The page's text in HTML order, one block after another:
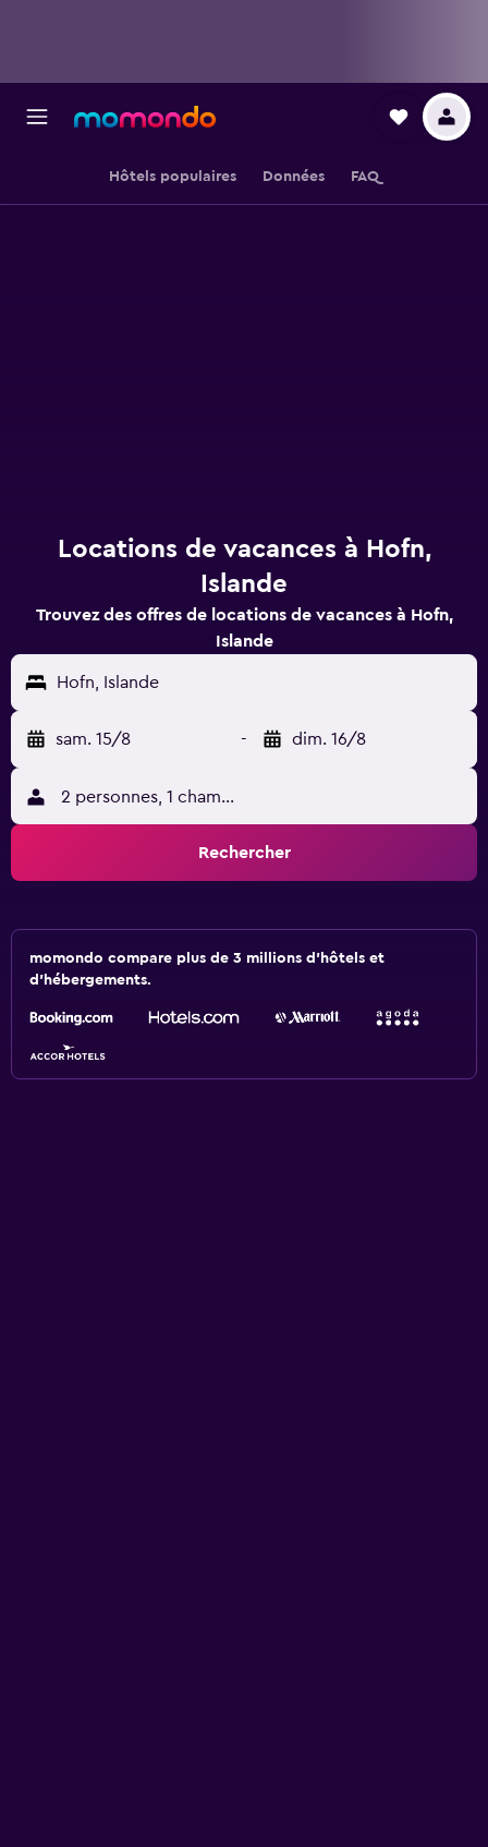
Hôtels populaires Données FAQ
Locations de vacances à Hofn,
Islande
Trouvez des offres de locations de vacances à Hofn,
Islande
Hofn, Islande
sam. 15/8 - dim. 16/8
2 personnes, 1 chambre
Rechercher
momondo compare plus de 3 millions d'hôtels et
d'hébergements.